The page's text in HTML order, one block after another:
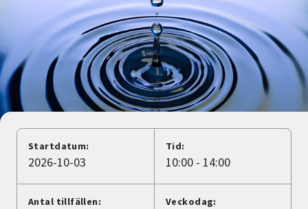
Starta studiecirkel
Cirkelledare
Nyheter
Lyssna
Startdatum:
2026-10-03
Tid:
10:00 - 14:00
Antal tillfällen: Veckodag: